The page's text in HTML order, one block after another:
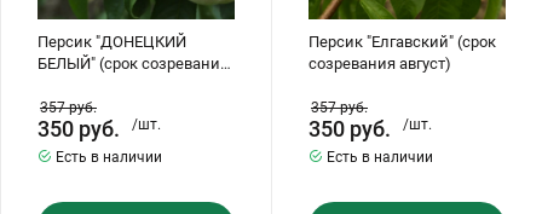
Персик "ДОНЕЦКИЙ
БЕЛЫЙ" (срок созревания
357руб.
350 руб.
/шт.
Есть в наличии
Персик "Елгавский" (срок
созревания август)
357руб.
350 руб.
/шт.
Есть в наличии